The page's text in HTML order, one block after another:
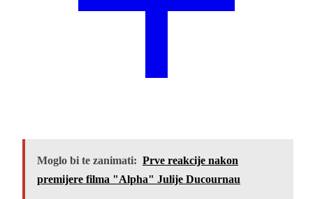
Moglo bi te zanimati: Prve reakcije nakon
premijere filma "Alpha" Julije Ducournau